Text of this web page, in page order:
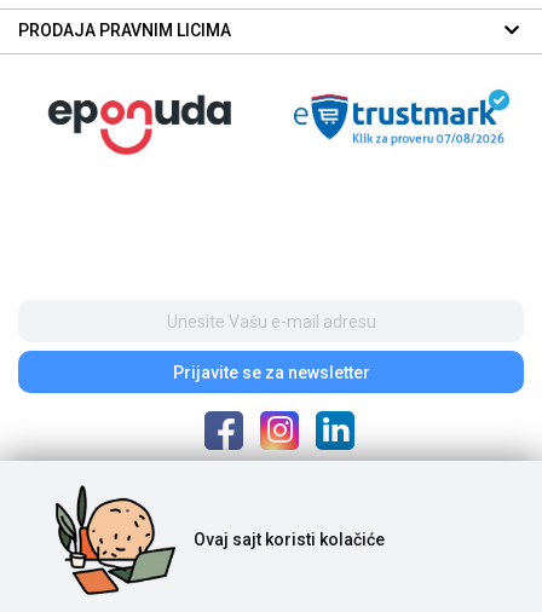
Prijavite se za newsletter
PRODAJA PRAVNIM LICIMA
Poštovani posetioci, cene na našem sajtu iskazane su u dinarima. Porez je
uračunat u cenu. S obzirom na to da je u pitanju internet prodaja i da se
ponuda na sajtu ne ažurira u realnom vremenu, potrebno nam je vreme da
proverimo dostupnost naručene robe. Komercijalista će kontaktirati s
Ovaj sajt koristi kolačiće